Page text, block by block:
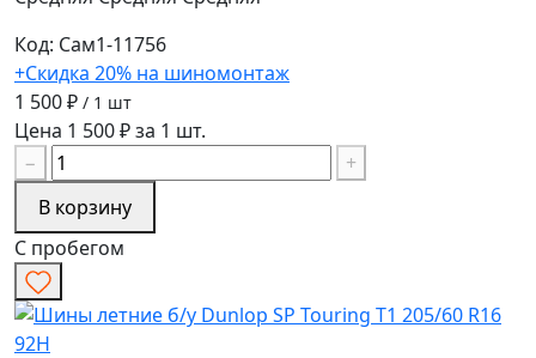
Код: Сам1-11756
+Скидка 20% на шиномонтаж
1 500 ₽ / 1 шт
Цена 1 500 ₽ за 1 шт.
−
+
В корзину
С пробегом